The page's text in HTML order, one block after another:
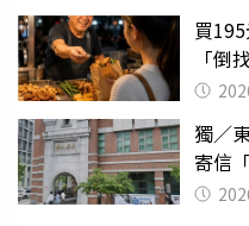
買
「
獨／
寄信
關